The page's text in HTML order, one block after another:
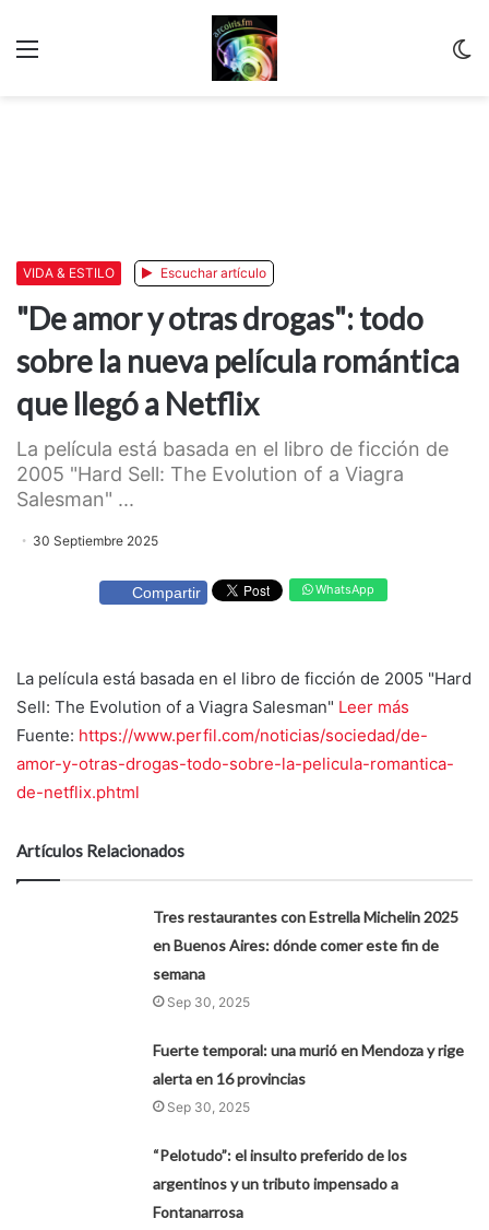
VIDA & ESTILO Escuchar artículo
"De amor y otras drogas": todo
sobre la nueva película romántica
que llegó a Netflix
La película está basada en el libro de ficción de
2005 "Hard Sell: The Evolution of a Viagra
Salesman" ...
30 Septiembre 2025
Compartir WhatsApp
La película está basada en el libro de ficción de 2005 "Hard
Sell: The Evolution of a Viagra Salesman" Leer más
Fuente: https://www.perfil.com/noticias/sociedad/de-
amor-y-otras-drogas-todo-sobre-la-pelicula-romantica-
de-netflix.phtml
Artículos Relacionados
Tres restaurantes con Estrella Michelin 2025
en Buenos Aires: dónde comer este fin de
semana
Sep 30, 2025
Fuerte temporal: una murió en Mendoza y rige
alerta en 16 provincias
Sep 30, 2025
“Pelotudo”: el insulto preferido de los
argentinos y un tributo impensado a
Fontanarrosa